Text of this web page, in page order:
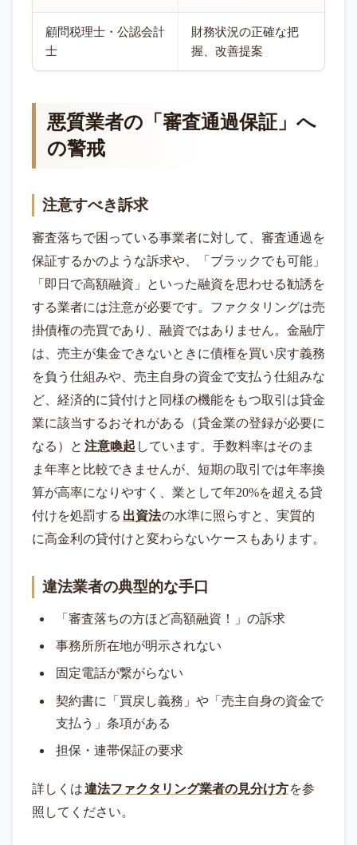
顧問税理士・公認会計
士
財務状況の正確な把
握、改善提案
悪質業者の「審査通過保証」へ
の警戒
注意すべき訴求
審査落ちで困っている事業者に対して、審査通過を
保証するかのような訴求や、「ブラックでも可能」
「即日で高額融資」といった融資を思わせる勧誘を
する業者には注意が必要です。ファクタリングは売
掛債権の売買であり、融資ではありません。金融庁
は、売主が集金できないときに債権を買い戻す義務
を負う仕組みや、売主自身の資金で支払う仕組みな
ど、経済的に貸付けと同様の機能をもつ取引は貸金
業に該当するおそれがある（貸金業の登録が必要に
なる）と 注意喚起 しています。手数料率はそのま
ま年率と比較できませんが、短期の取引では年率換
算が高率になりやすく、業として年20%を超える貸
付けを処罰する 出資法の水準に照らすと、実質的
に高金利の貸付けと変わらないケースもあります。
違法業者の典型的な手口
「審査落ちの方ほど高額融資！」の訴求
事務所所在地が明示されない
固定電話が繋がらない
契約書に「買戻し義務」や「売主自身の資金で
支払う」条項がある
担保・連帯保証の要求
詳しくは違法ファクタリング業者の見分け方 を参
照してください。